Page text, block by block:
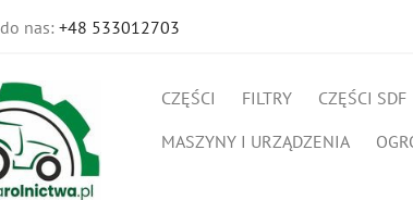
nas: +48 533012703
CZĘŚCI FILTRY CZĘŚCI SDF
MASZYNY I URZĄDZENIA